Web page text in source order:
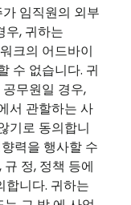
임직원의 외부
우, 귀하는
크의 어드바이
수 없습니다. 귀
무원일 경우,
서 관할하는 사
기로 동의합니
력을 행사할 수
정, 정책 등에
합니다. 귀하는